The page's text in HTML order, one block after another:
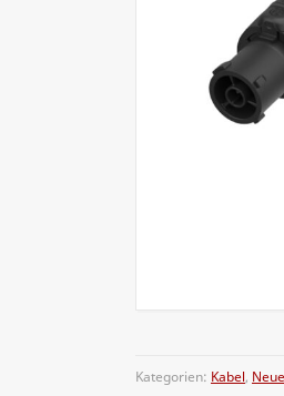
Kategorien: Kabel,